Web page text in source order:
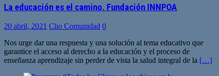
La educación es el camino. Fundación INNPOA
20 abril, 2021 Clio Comunidad 0
Nos urge dar una respuesta y una solución al tema educativo que
garantice el acceso al derecho a la educación y el proceso de
enseñanza aprendizaje sin perder de vista la salud integral de la […]